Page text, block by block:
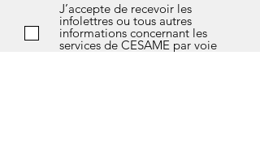
J’accepte de recevoir les
infolettres ou tous autres
informations concernant les
services de CESAME par voie